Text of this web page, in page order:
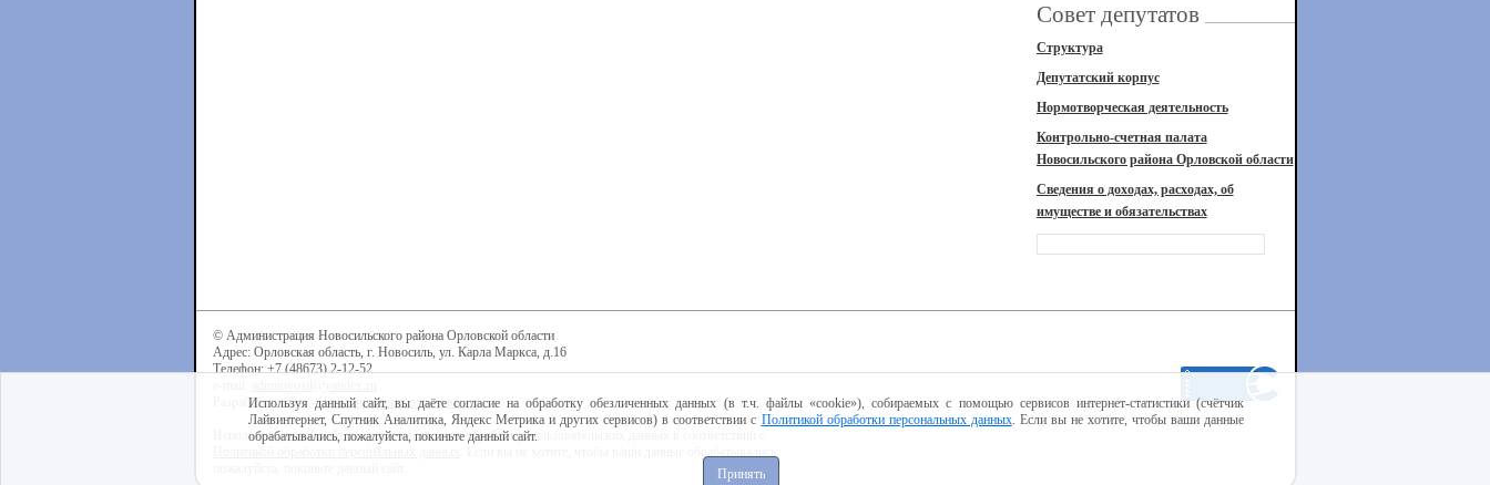
Совет депутатов
Структура
Депутатский корпус
Нормотворческая деятельность
Контрольно-счетная палата
Новосильского района Орловской области
Сведения о доходах, расходах, об
имуществе и обязательствах
© Администрация Новосильского района Орловской области
Адрес: Орловская область, г. Новосиль, ул. Карла Маркса, д.16
Телефон: +7 (48673) 2-12-52
Разработка сайта -Центр интернет-образования
Используя данный сайт, вы даёте согласие на обработку пользовательских данных в соответствии с
Используя данный сайт, вы даёте согласие на обработку обезличенных данных (в т.ч. файлы «cookie»), собираемых с помощью сервисов интернет-статистики (счётчик
Лайвинтернет, Спутник Аналитика, Яндекс Метрика и других сервисов) в соответствии с Политикой обработки персональных данных. Если вы не хотите, чтобы ваши данные
обрабатывались, пожалуйста, покиньте данный сайт.
Принять